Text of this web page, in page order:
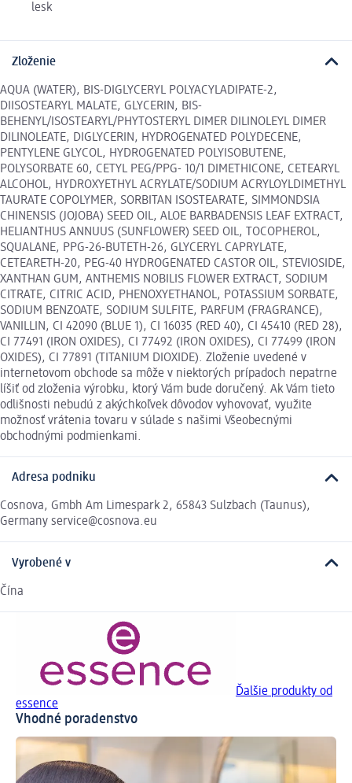
lesk
Zloženie
AQUA (WATER), BIS-DIGLYCERYL POLYACYLADIPATE-2,
DIISOSTEARYL MALATE, GLYCERIN, BIS-
BEHENYL/ISOSTEARYL/PHYTOSTERYL DIMER DILINOLEYL DIMER
DILINOLEATE, DIGLYCERIN, HYDROGENATED POLYDECENE,
PENTYLENE GLYCOL, HYDROGENATED POLYISOBUTENE,
POLYSORBATE 60, CETYL PEG/PPG- 10/1 DIMETHICONE, CETEARYL
ALCOHOL, HYDROXYETHYL ACRYLATE/SODIUM ACRYLOYLDIMETHYL
TAURATE COPOLYMER, SORBITAN ISOSTEARATE, SIMMONDSIA
CHINENSIS (JOJOBA) SEED OIL, ALOE BARBADENSIS LEAF EXTRACT,
HELIANTHUS ANNUUS (SUNFLOWER) SEED OIL, TOCOPHEROL,
SQUALANE, PPG-26-BUTETH-26, GLYCERYL CAPRYLATE,
CETEARETH-20, PEG-40 HYDROGENATED CASTOR OIL, STEVIOSIDE,
XANTHAN GUM, ANTHEMIS NOBILIS FLOWER EXTRACT, SODIUM
CITRATE, CITRIC ACID, PHENOXYETHANOL, POTASSIUM SORBATE,
SODIUM BENZOATE, SODIUM SULFITE, PARFUM (FRAGRANCE),
VANILLIN, CI 42090 (BLUE 1), CI 16035 (RED 40), CI 45410 (RED 28),
CI 77491 (IRON OXIDES), CI 77492 (IRON OXIDES), CI 77499 (IRON
OXIDES), CI 77891 (TITANIUM DIOXIDE). Zloženie uvedené v
internetovom obchode sa môže v niektorých prípadoch nepatrne
líšiť od zloženia výrobku, ktorý Vám bude doručený. Ak Vám tieto
odlišnosti nebudú z akýchkoľvek dôvodov vyhovovať, využite
možnosť vrátenia tovaru v súlade s našimi Všeobecnými
obchodnými podmienkami.
Adresa podniku
Cosnova, Gmbh Am Limespark 2, 65843 Sulzbach (Taunus),
Germany service@cosnova.eu
Vyrobené v
Čína
Ďalšie produkty od
essence
Vhodné poradenstvo